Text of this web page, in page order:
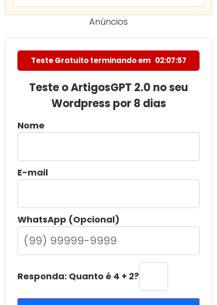
Anúncios
Teste Gratuito terminando em 02:07:55
Teste o ArtigosGPT 2.0 no seu
Wordpress por 8 dias
Nome
E-mail
WhatsApp (Opcional)
Responda: Quanto é 4 + 2?